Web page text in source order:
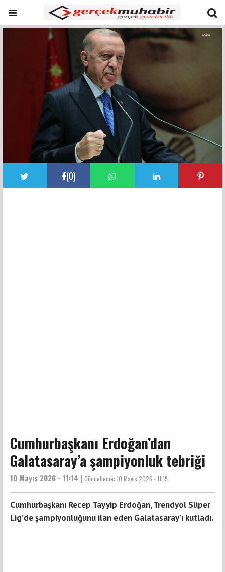
(0)
Cumhurbaşkanı Erdoğan’dan
Galatasaray’a şampiyonluk tebriği
10 Mayıs 2026 - 11:14 | Güncelleme: 10 Mayıs 2026 - 11:15
Cumhurbaşkanı Recep Tayyip Erdoğan, Trendyol Süper
Lig’de şampiyonluğunu ilan eden Galatasaray’ı kutladı.